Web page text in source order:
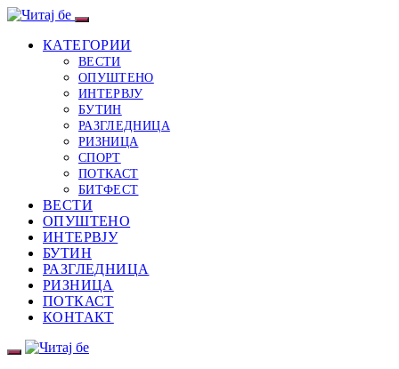
КАТЕГОРИИ
ВЕСТИ
ОПУШТЕНО
ИНТЕРВЈУ
БУТИН
РАЗГЛЕДНИЦА
РИЗНИЦА
СПОРТ
ПОТКАСТ
БИТФЕСТ
ВЕСТИ
ОПУШТЕНО
ИНТЕРВЈУ
БУТИН
РАЗГЛЕДНИЦА
РИЗНИЦА
ПОТКАСТ
КОНТАКТ